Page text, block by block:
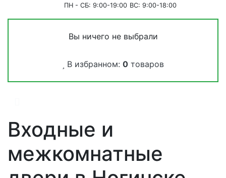
ПН - СБ: 9:00-19:00 ВС: 9:00-18:00
Вы ничего не выбрали
В избранном: 0 товаров
Входные и
межкомнатные